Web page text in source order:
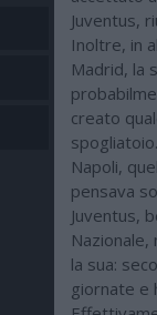
Juventus,
Inoltre, in
Madrid, la
creato
Napoli,
pensava
Juventus,
la sua:
giornate e